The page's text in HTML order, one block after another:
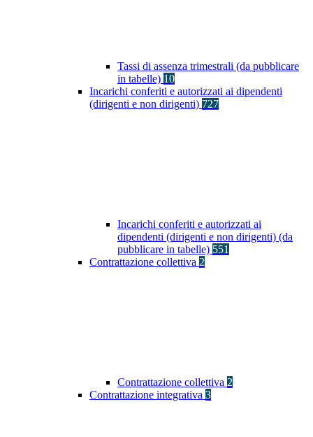
Tassi di assenza trimestrali (da pubblicare
in tabelle) 10
Incarichi conferiti e autorizzati ai dipendenti
(dirigenti e non dirigenti) 727
Incarichi conferiti e autorizzati ai
dipendenti (dirigenti e non dirigenti) (da
pubblicare in tabelle) 551
Contrattazione collettiva 2
Contrattazione collettiva 2
Contrattazione integrativa 3